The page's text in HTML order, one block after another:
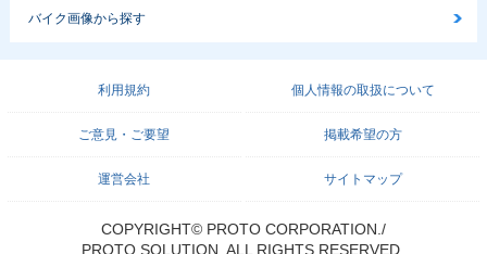
バイク画像から探す
利用規約 個人情報の取扱について
ご意見・ご要望 掲載希望の方
運営会社 サイトマップ
COPYRIGHT© PROTO CORPORATION./
PROTO SOLUTION. ALL RIGHTS RESERVED.